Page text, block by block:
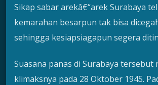
Sikap sabar arekâ€“arek Surabaya
kemarahan besarpun tak bisa
sehingga kesiapsiagapun segera
Suasana panas di Surabaya tersebut
klimaksnya pada 28 Oktober 1945.